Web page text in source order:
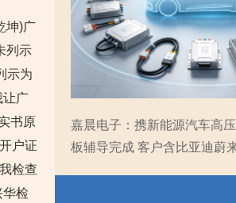
坤)广
列示
示为
让广
书原
户证
检查
华检
嘉晨电子：携新能源汽车高
板辅导完成 客户含比亚迪蔚